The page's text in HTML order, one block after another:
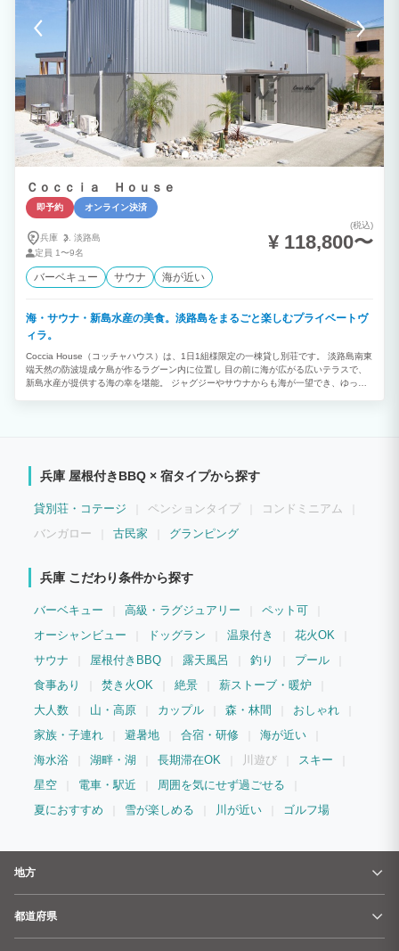
Ｃｏｃｃｉａ Ｈｏｕｓｅ
即予約 オンライン決済
兵庫
淡路島
定員 1〜9名
(税込)
¥ 118,800〜
バーベキュー サウナ 海が近い
海・サウナ・新島水産の美食。淡路島をまるごと楽しむプライベートヴ
ィラ。
Coccia House（コッチャハウス）は、1日1組様限定の一棟貸し別荘です。 淡路島南東
端天然の防波堤成ケ島が作るラグーン内に位置し 目の前に海が広がる広いテラスで、
新島水産が提供する海の幸を堪能。 ジャグジーやサウナからも海が一望でき、ゆった
水産」で食材を購入いただければBBQをすることが可能です。 機材は無料で貸し出し
兵庫 屋根付きBBQ × 宿タイプから探す
貸別荘・コテージ ペンションタイプ
コンドミニアム
バンガロー
古民家 グランピング
兵庫 こだわり条件から探す
バーベキュー 高級・ラグジュアリー
ペット可
オーシャンビュー
ドッグラン 温泉付き
花火OK
サウナ
屋根付きBBQ 露天風呂 釣り
プール
食事あり
焚き火OK 絶景
薪ストーブ・暖炉
大人数
山・高原 カップル 森・林間
おしゃれ
家族・子連れ
避暑地 合宿・研修
海が近い
海水浴
湖畔・湖 長期滞在OK 川遊び
スキー
星空
電車・駅近
周囲を気にせず過ごせる
夏におすすめ
雪が楽しめる 川が近い ゴルフ場
地方
都道府県